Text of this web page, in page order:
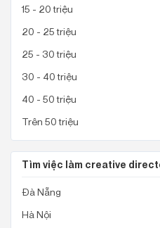
Pizza 4P's
DNSE Securities
15 - 20 triệu
20 - 25 triệu
25 - 30 triệu
30 - 40 triệu
40 - 50 triệu
Trên 50 triệu
Tìm việc làm creative
Đà Nẵng
Hà Nội